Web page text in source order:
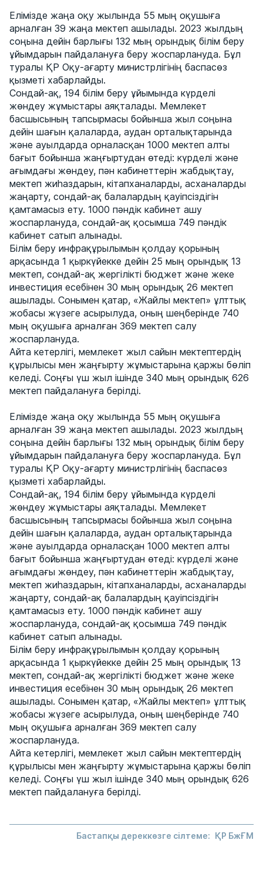
Елімізде жаңа оқу жылында 55 мың оқушыға
арналған 39 жаңа мектеп ашылады. 2023 жылдың
соңына дейін барлығы 132 мың орындық білім беру
ұйымдарын пайдалануға беру жоспарлануда. Бұл
туралы ҚР Оқу-ағарту министрлігінің баспасөз
қызметі хабарлайды.
Сондай-ақ, 194 білім беру ұйымында күрделі
жөндеу жұмыстары аяқталады. Мемлекет
басшысының тапсырмасы бойынша жыл соңына
дейін шағын қалаларда, аудан орталықтарында
және ауылдарда орналасқан 1000 мектеп алты
бағыт бойынша жаңғыртудан өтеді: күрделі және
ағымдағы жөндеу, пән кабинеттерін жабдықтау,
мектеп жиһаздарын, кітапханаларды, асханаларды
жаңарту, сондай-ақ балалардың қауіпсіздігін
қамтамасыз ету. 1000 пәндік кабинет ашу
жоспарлануда, сондай-ақ қосымша 749 пәндік
кабинет сатып алынады.
Білім беру инфрақұрылымын қолдау қорының
арқасында 1 қыркүйекке дейін 25 мың орындық 13
мектеп, сондай-ақ жергілікті бюджет және жеке
инвестиция есебінен 30 мың орындық 26 мектеп
ашылады. Сонымен қатар, «Жайлы мектеп» ұлттық
жобасы жүзеге асырылуда, оның шеңберінде 740
мың оқушыға арналған 369 мектеп салу
жоспарлануда.
Айта кетерлігі, мемлекет жыл сайын мектептердің
құрылысы мен жаңғырту жұмыстарына қаржы бөліп
келеді. Соңғы үш жыл ішінде 340 мың орындық 626
мектеп пайдалануға берілді.
Елімізде жаңа оқу жылында 55 мың оқушыға
арналған 39 жаңа мектеп ашылады. 2023 жылдың
соңына дейін барлығы 132 мың орындық білім беру
ұйымдарын пайдалануға беру жоспарлануда. Бұл
туралы ҚР Оқу-ағарту министрлігінің баспасөз
қызметі хабарлайды.
Сондай-ақ, 194 білім беру ұйымында күрделі
жөндеу жұмыстары аяқталады. Мемлекет
басшысының тапсырмасы бойынша жыл соңына
дейін шағын қалаларда, аудан орталықтарында
және ауылдарда орналасқан 1000 мектеп алты
бағыт бойынша жаңғыртудан өтеді: күрделі және
ағымдағы жөндеу, пән кабинеттерін жабдықтау,
мектеп жиһаздарын, кітапханаларды, асханаларды
жаңарту, сондай-ақ балалардың қауіпсіздігін
қамтамасыз ету. 1000 пәндік кабинет ашу
жоспарлануда, сондай-ақ қосымша 749 пәндік
кабинет сатып алынады.
Білім беру инфрақұрылымын қолдау қорының
арқасында 1 қыркүйекке дейін 25 мың орындық 13
мектеп, сондай-ақ жергілікті бюджет және жеке
инвестиция есебінен 30 мың орындық 26 мектеп
ашылады. Сонымен қатар, «Жайлы мектеп» ұлттық
жобасы жүзеге асырылуда, оның шеңберінде 740
мың оқушыға арналған 369 мектеп салу
жоспарлануда.
Айта кетерлігі, мемлекет жыл сайын мектептердің
құрылысы мен жаңғырту жұмыстарына қаржы бөліп
келеді. Соңғы үш жыл ішінде 340 мың орындық 626
мектеп пайдалануға берілді.
Бастапқы дереккөзге сілтеме: ҚР БжҒМ